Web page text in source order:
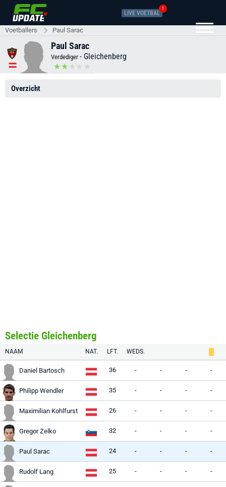
LIVE VOETBAL
1
Voetballers Paul Sarac
Paul Sarac
Verdediger - Gleichenberg
Overzicht
Selectie Gleichenberg
NAAM NAT. LFT. WEDS.
Daniel Bartosch 36 - - - -
Philipp Wendler 35 - - - -
Maximilian Kohlfurst 26 - - - -
Gregor Zelko 32 - - - -
Paul Sarac 24 - - - -
Rudolf Lang 25 - - - -